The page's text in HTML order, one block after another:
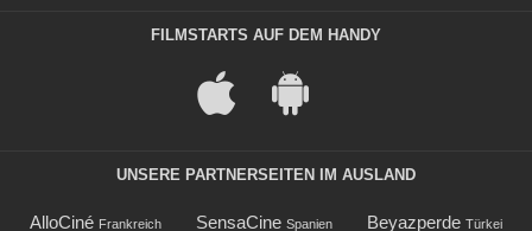
FILMSTARTS AUF DEM HANDY
UNSERE PARTNERSEITEN IM AUSLAND
AlloCiné Frankreich SensaCine Spanien Beyazperde Türkei